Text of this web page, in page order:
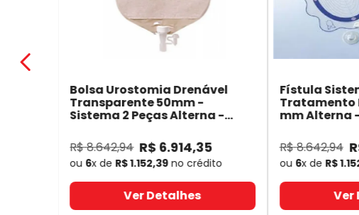
Bolsa Urostomia Drenável
Transparente 50mm -
Sistema 2 Peças Alterna -
R$8.642,94 R$ 6.914,35
ou 6x de R$1.152,39no crédito
Ver Detalhes
Fístula
Tratamento
mm Alterna
R$8.642,94
ou 6x de R$1.
Ver